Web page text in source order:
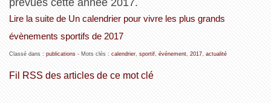
Lire la suite de Un calendrier pour vivre les plus grands
évènements sportifs de 2017
Classé dans : publications- Mots clés : calendrier, sportif, événement, 2017, actualité
Fil RSS des articles de ce mot clé